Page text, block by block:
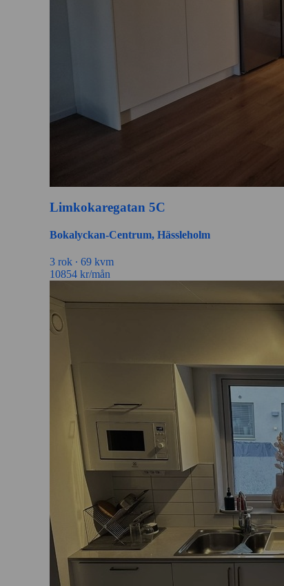
Limkokaregatan 5C
Bokalyckan-Centrum, Hässleholm
3 rok ∙ 69 kvm
10854 kr/mån